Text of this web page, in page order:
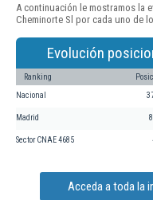
A continuación le mostramos la
Cheminorte Sl por cada uno de
Evolución
Ranking
Nacional
Madrid
Sector CNAE 4685
Acceda a toda la